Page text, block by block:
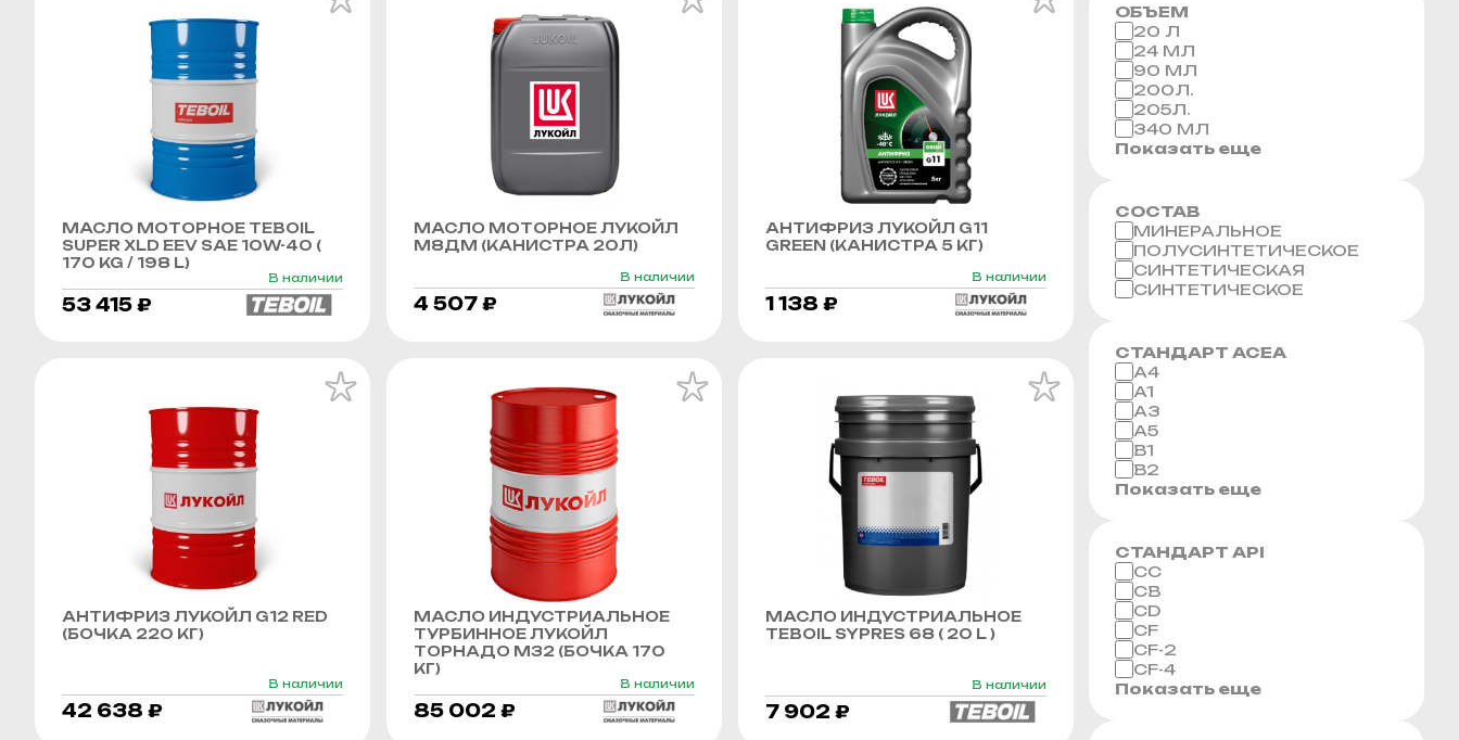
МАСЛО МОТОРНОЕ TEBOIL
SUPER XLD EEV SAE 10W-40 (
170 KG / 198 L)
В наличии
53 415 ₽
МАСЛО МОТОРНОЕ ЛУКОЙЛ
М8ДМ (КАНИСТРА 20Л)
В наличии
4 507 ₽
АНТИФРИЗ ЛУКОЙЛ G11
GREEN (КАНИСТРА 5 КГ)
В наличии
1 138 ₽
АНТИФРИЗ ЛУКОЙЛ G12 RED
(БОЧКА 220 КГ)
В наличии
42 638 ₽
МАСЛО ИНДУСТРИАЛЬНОЕ
ТУРБИННОЕ ЛУКОЙЛ
ТОРНАДО М32 (БОЧКА 170
КГ)
В наличии
85 002 ₽
МАСЛО ИНДУСТРИАЛЬНОЕ
TEBOIL SYPRES 68 ( 20 L )
В наличии
7 902 ₽
ОБЪЕМ
20 Л
24 МЛ
90 МЛ
200Л.
205Л.
340 МЛ
Показать еще
СОСТАВ
МИНЕРАЛЬНОЕ
ПОЛУСИНТЕТИЧЕСКОЕ
СИНТЕТИЧЕСКАЯ
СИНТЕТИЧЕСКОЕ
СТАНДАРТ ACEA
A4
A1
A3
A5
B1
B2
Показать еще
СТАНДАРТ API
CC
CB
CD
CF
CF-2
CF-4
Показать еще